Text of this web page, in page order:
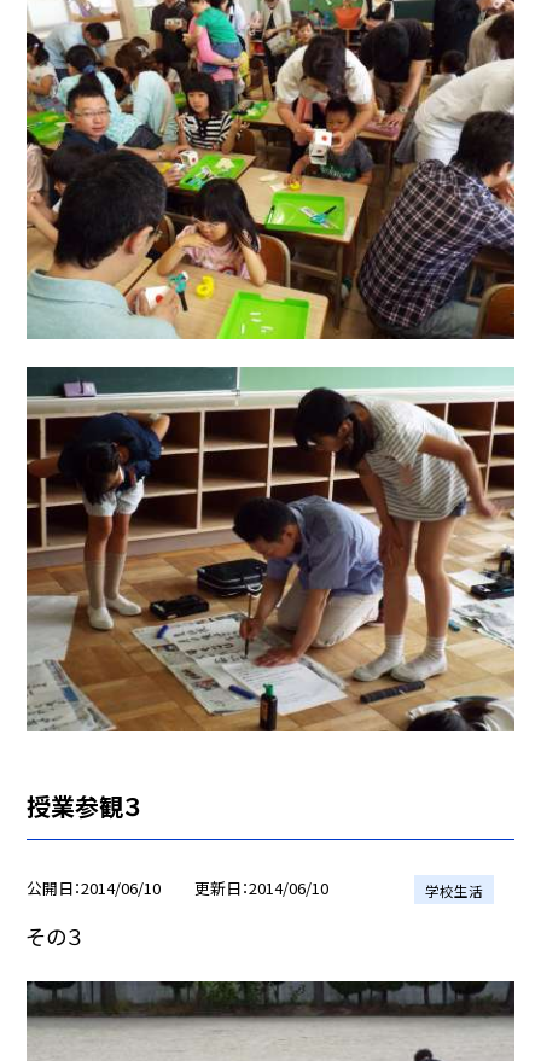
授業参観３
公開日 2014/06/10 更新日 2014/06/10 学校生活
その３